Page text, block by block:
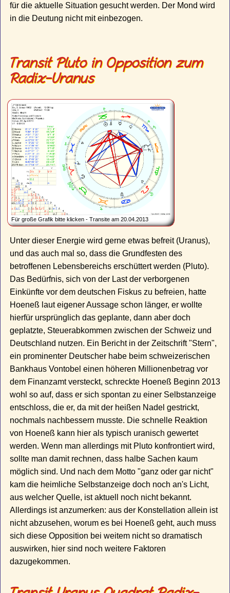
für die aktuelle Situation gesucht werden. Der Mond wird
in die Deutung nicht mit einbezogen.
Transit Pluto in Opposition zum
Radix-Uranus
Für große Grafik bitte klicken - Transite am 20.04.2013
Unter dieser Energie wird gerne etwas befreit (Uranus),
und das auch mal so, dass die Grundfesten des
betroffenen Lebensbereichs erschüttert werden (Pluto).
Das Bedürfnis, sich von der Last der verborgenen
Einkünfte vor dem deutschen Fiskus zu befreien, hatte
Hoeneß laut eigener Aussage schon länger, er wollte
hierfür ursprünglich das geplante, dann aber doch
geplatzte, Steuerabkommen zwischen der Schweiz und
Deutschland nutzen. Ein Bericht in der Zeitschrift "Stern",
ein prominenter Deutscher habe beim schweizerischen
Bankhaus Vontobel einen höheren Millionenbetrag vor
dem Finanzamt versteckt, schreckte Hoeneß Beginn 2013
wohl so auf, dass er sich spontan zu einer Selbstanzeige
entschloss, die er, da mit der heißen Nadel gestrickt,
nochmals nachbessern musste. Die schnelle Reaktion
von Hoeneß kann hier als typisch uranisch gewertet
werden. Wenn man allerdings mit Pluto konfrontiert wird,
sollte man damit rechnen, dass halbe Sachen kaum
möglich sind. Und nach dem Motto "ganz oder gar nicht"
kam die heimliche Selbstanzeige doch noch an's Licht,
aus welcher Quelle, ist aktuell noch nicht bekannt.
Allerdings ist anzumerken: aus der Konstellation allein ist
nicht abzusehen, worum es bei Hoeneß geht, auch muss
sich diese Opposition bei weitem nicht so dramatisch
auswirken, hier sind noch weitere Faktoren
dazugekommen.